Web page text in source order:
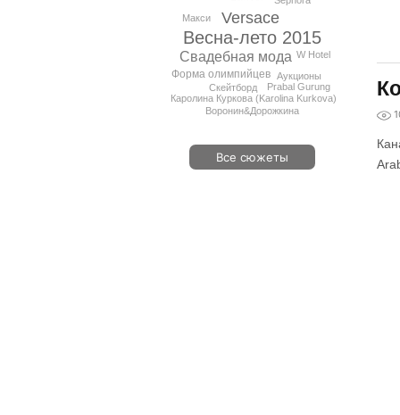
Весна-лето 2015
Versace
Свадебная мода
Форма олимпийцев
Prabal Gurung
Каролина Куркова (Karolina Kurkova)
Скейтборд
W Hotel
Воронин&Дорожкина
Аукционы
Макси
Все сюжеты